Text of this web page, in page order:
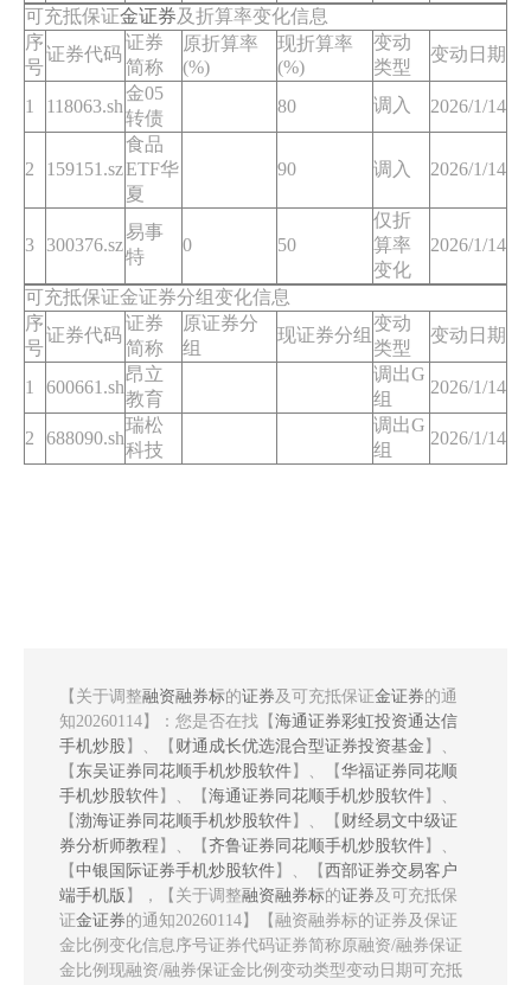
可充抵保证金证券及折算率变化信息
序
号
证券代码
证券
简称
原折算率
(%)
现折算率
(%)
变动
类型
变动日期
1 118063.sh
金05
转债
80 调入 2026/1/14
2 159151.sz
食品
ETF华
夏
90 调入 2026/1/14
3 300376.sz
易事
特
0 50
仅折
算率
变化
2026/1/14
可充抵保证金证券分组变化信息
序
号
证券代码
证券
简称
原证券分
组
现证券分组
变动
类型
变动日期
1 600661.sh
昂立
教育
调出G
组
2026/1/14
2 688090.sh
瑞松
科技
调出G
组
2026/1/14
【关于调整融资融券标的证券及可充抵保证金证券的通
知20260114】：您是否在找【 海通证券彩虹投资通达信
手机炒股 】、【 财通成长优选混合型证券投资基金 】、
【 东吴证券同花顺手机炒股软件 】、【 华福证券同花顺
手机炒股软件 】、【 海通证券同花顺手机炒股软件 】、
【 渤海证券同花顺手机炒股软件 】、【 财经易文中级证
券分析师教程 】、【 齐鲁证券同花顺手机炒股软件 】、
【 中银国际证券手机炒股软件 】、【 西部证券交易客户
端手机版 】，【关于调整融资融券标的证券及可充抵保
证金证券的通知20260114】【融资融券标的证券及保证
金比例变化信息序号证券代码证券简称原融资/融券保证
金比例现融资/融券保证金比例变动类型变动日期可充抵